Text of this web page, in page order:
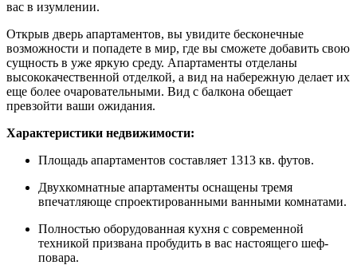
вас в изумлении.
Открыв дверь апартаментов, вы увидите бесконечные
возможности и попадете в мир, где вы сможете добавить свою
сущность в уже яркую среду. Апартаменты отделаны
высококачественной отделкой, а вид на набережную делает их
еще более очаровательными. Вид с балкона обещает
превзойти ваши ожидания.
Характеристики недвижимости:
Площадь апартаментов составляет 1313 кв. футов.
Двухкомнатные апартаменты оснащены тремя
впечатляюще спроектированными ванными комнатами.
Полностью оборудованная кухня с современной
техникой призвана пробудить в вас настоящего шеф-
повара.